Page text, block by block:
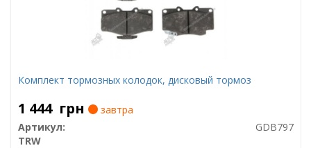
Комплект тормозных колодок, дисковый тормоз
1 444 грн
завтра
Артикул:
GDB797
TRW